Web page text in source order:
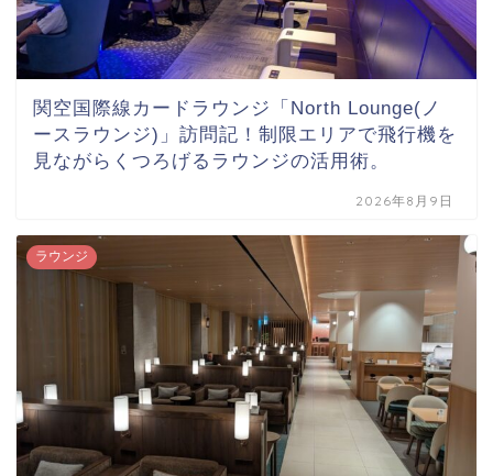
関空国際線カードラウンジ「North Lounge(ノ
ースラウンジ)」訪問記！制限エリアで飛行機を
見ながらくつろげるラウンジの活用術。
2026年8月9日
ラウンジ